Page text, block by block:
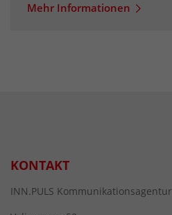
Mehr Informationen
KONTAKT
INN.PULS Kommunikationsagentur